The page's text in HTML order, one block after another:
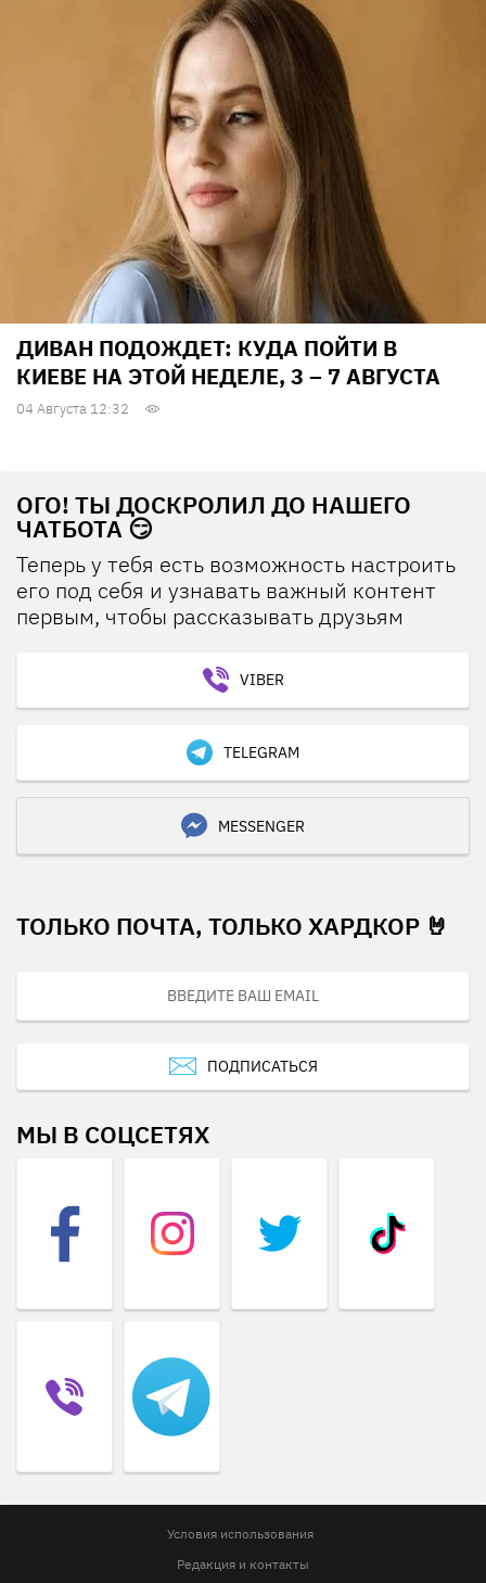
ДИВАН ПОДОЖДЕТ: КУДА ПОЙТИ В
КИЕВЕ НА ЭТОЙ НЕДЕЛЕ, 3 – 7 АВГУСТА
04 Августа 12:32
ОГО! ТЫ ДОСКРОЛИЛ ДО НАШЕГО
ЧАТБОТА 😏
Теперь у тебя есть возможность настроить
его под себя и узнавать важный контент
первым, чтобы рассказывать друзьям
VIBER
TELEGRAM
MESSENGER
ТОЛЬКО ПОЧТА, ТОЛЬКО ХАРДКОР 🤘
ПОДПИСАТЬСЯ
МЫ В СОЦСЕТЯХ
Условия использования
Редакция и контакты